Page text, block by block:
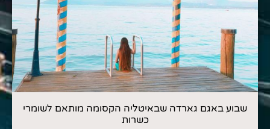
שבוע באגם גארדה שבאיטליה הקסומה מותאם לשומרי
כשרות